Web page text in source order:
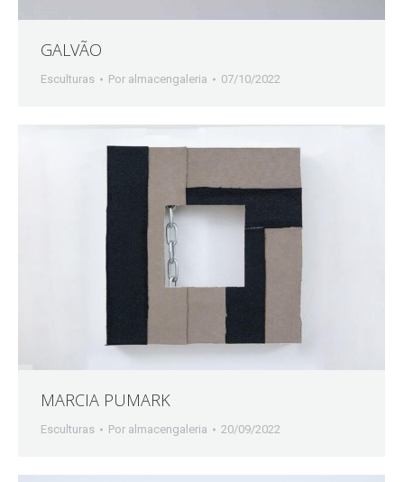
GALVÃO
Esculturas Por almacengaleria 07/10/2022
MARCIA PUMARK
Esculturas Por almacengaleria 20/09/2022